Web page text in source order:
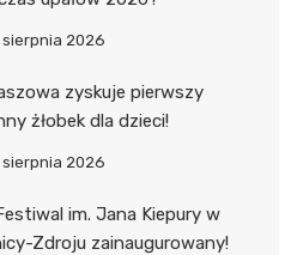
2026
zyskuje pierwszy
żłobek dla dzieci!
2026
im. Jana Kiepury w
Zdroju zainaugurowany!